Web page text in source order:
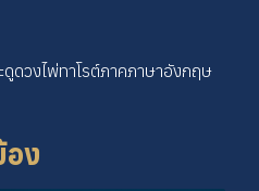
ดวงไพ่ทาโรต์ภาคภาษาอังกฤษ
ง